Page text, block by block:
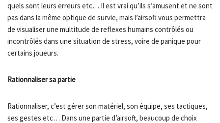
quels sont leurs erreurs etc… Il est vrai qu’ils s’amusent et ne sont
pas dans la même optique de survie, mais l’airsoft vous permettra
de visualiser une multitude de reflexes humains contrôlés ou
incontrôlés dans une situation de stress, voire de panique pour
certains joueurs.
Rationnaliser sa partie
Rationnaliser, c’est gérer son matériel, son équipe, ses tactiques,
ses gestes etc… Dans une partie d’airsoft, beaucoup de choix